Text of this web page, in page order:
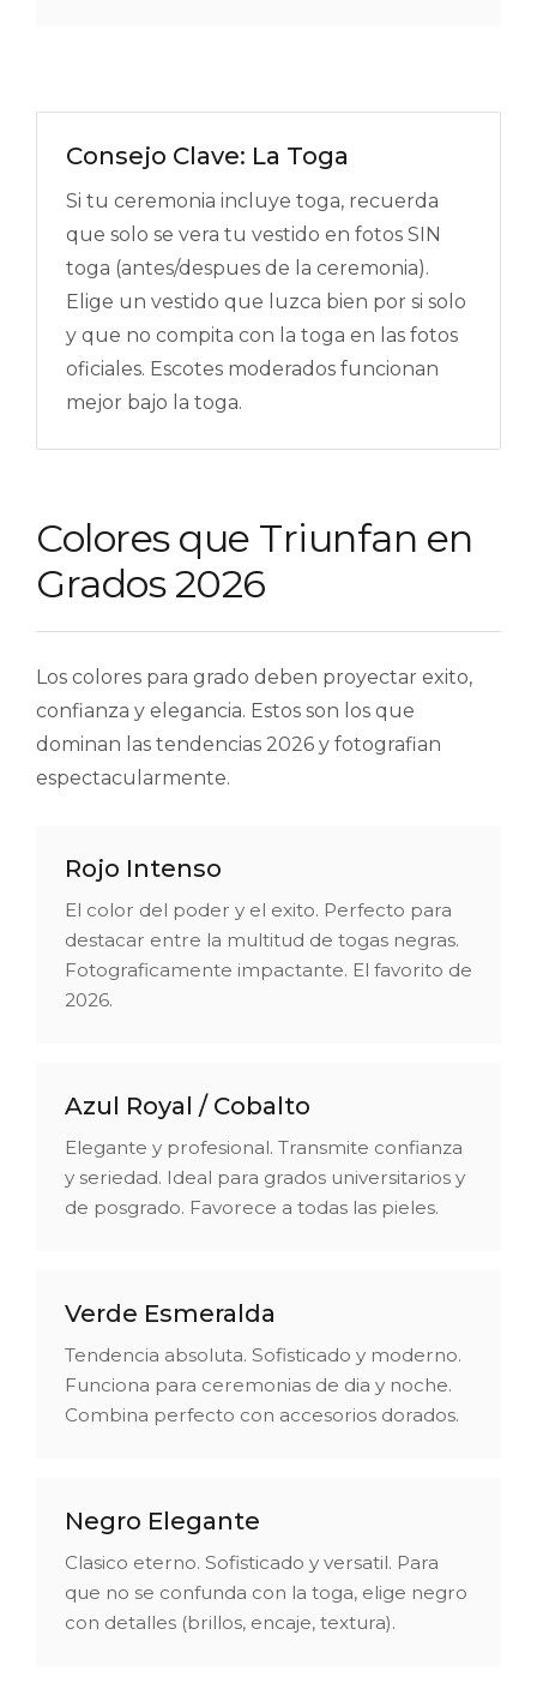
Consejo Clave: La Toga
Si tu ceremonia incluye toga, recuerda
que solo se vera tu vestido en fotos SIN
toga (antes/despues de la ceremonia).
Elige un vestido que luzca bien por si solo
y que no compita con la toga en las fotos
oficiales. Escotes moderados funcionan
mejor bajo la toga.
Colores que Triunfan en
Grados 2026
Los colores para grado deben proyectar exito,
confianza y elegancia. Estos son los que
dominan las tendencias 2026 y fotografian
espectacularmente.
Rojo Intenso
El color del poder y el exito. Perfecto para
destacar entre la multitud de togas negras.
Fotograficamente impactante. El favorito de
2026.
Azul Royal / Cobalto
Elegante y profesional. Transmite confianza
y seriedad. Ideal para grados universitarios y
de posgrado. Favorece a todas las pieles.
Verde Esmeralda
Tendencia absoluta. Sofisticado y moderno.
Funciona para ceremonias de dia y noche.
Combina perfecto con accesorios dorados.
Negro Elegante
Clasico eterno. Sofisticado y versatil. Para
que no se confunda con la toga, elige negro
con detalles (brillos, encaje, textura).